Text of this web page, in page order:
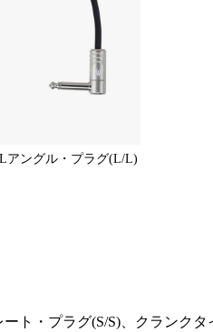
アングル・プラグ(L/L)
ト・プラグ(S/S)、クランク